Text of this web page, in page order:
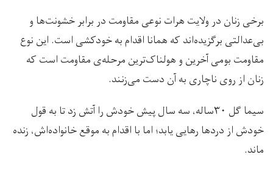
برخی زنان در ولایت هرات نوعی مقاومت در برابر خشونت‌ها و
بی‌عدالتی برگزیده‌اند که همانا اقدام به خودکشی است. این نوع
مقاومت بومی آخرین و هولناک‌ترین مرحله‌ی مقاومت است که
زنان از روی ناچاری به آن دست می‌زنند.
سیما گل ۳۰ساله، سه سال پیش خودش را آتش زد تا به قول
خودش از دردها رهایی یابد؛ اما با اقدام به موقع خانواده‌اش، زنده
ماند.